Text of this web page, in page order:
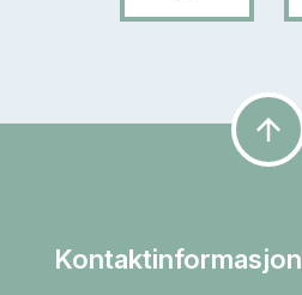
arrow_upward
Kontaktinformasjon